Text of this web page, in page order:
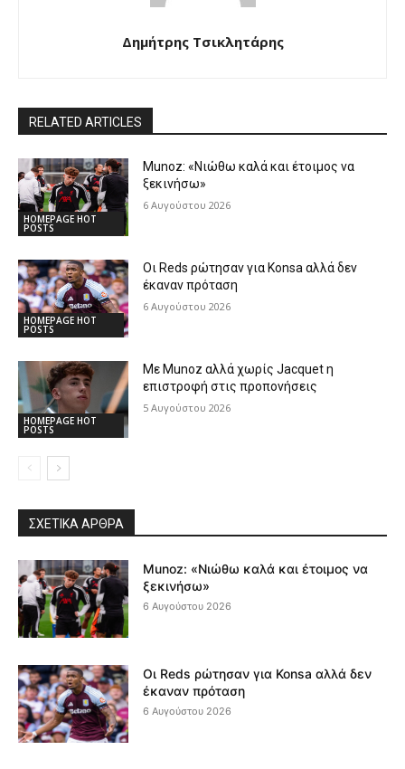
Δημήτρης Τσικλητάρης
RELATED ARTICLES
HOMEPAGE HOT
POSTS
Munoz: «Νιώθω καλά και έτοιμος να
ξεκινήσω»
6 Αυγούστου 2026
HOMEPAGE HOT
POSTS
Οι Reds ρώτησαν για Konsa αλλά δεν
έκαναν πρόταση
6 Αυγούστου 2026
HOMEPAGE HOT
POSTS
Με Munoz αλλά χωρίς Jacquet η
επιστροφή στις προπονήσεις
5 Αυγούστου 2026
ΣΧΕΤΙΚΆ ΆΡΘΡΑ
Munoz: «Νιώθω καλά και έτοιμος να
ξεκινήσω»
6 Αυγούστου 2026
Οι Reds ρώτησαν για Konsa αλλά δεν
έκαναν πρόταση
6 Αυγούστου 2026